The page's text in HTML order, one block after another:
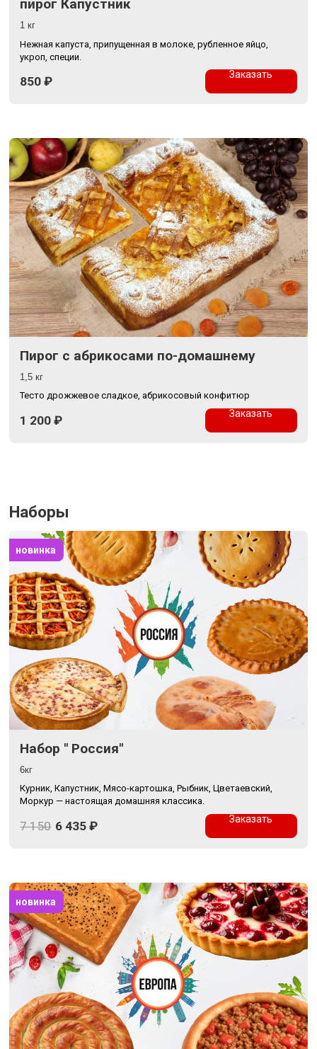
пирог Капустник
1 кг
Нежная капуста, припущенная в молоке, рубленное яйцо,
укроп, специи.
850 ₽ Заказать
Пирог с абрикосами по-домашнему
1,5 кг
Тесто дрожжевое сладкое, абрикосовый конфитюр
1 200 ₽ Заказать
Наборы
Набор " Россия"
6кг
Курник, Капустник, Мясо-картошка, Рыбник, Цветаевский,
Моркур — настоящая домашняя классика.
7 150 6 435₽ Заказать
новинка
новинка